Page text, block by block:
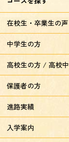
在校生・卒業生の声
中学生の方
高校生の方 / 高校
保護者の方
進路実績
入学案内